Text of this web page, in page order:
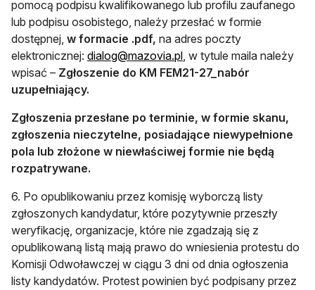
pomocą podpisu kwalifikowanego lub profilu zaufanego
lub podpisu osobistego, należy przesłać w formie
dostępnej, w formacie .pdf, na adres poczty
elektronicznej: dialog@mazovia.plotwiera się w nowej karcie
, w tytule maila należy
wpisać – Zgłoszenie do KM FEM21-27_nabór
uzupełniający.
Zgłoszenia przesłane po terminie, w formie skanu,
zgłoszenia nieczytelne, posiadające niewypełnione
pola lub złożone w niewłaściwej formie nie będą
rozpatrywane.
6. Po opublikowaniu przez komisję wyborczą listy
zgłoszonych kandydatur, które pozytywnie przeszły
weryfikację, organizacje, które nie zgadzają się z
opublikowaną listą mają prawo do wniesienia protestu do
Komisji Odwoławczej w ciągu 3 dni od dnia ogłoszenia
listy kandydatów. Protest powinien być podpisany przez